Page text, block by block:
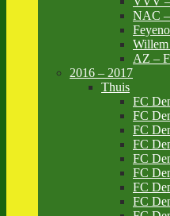
NAC
AZ –
2016 – 2017
Thuis
FC
FC
FC
FC
FC
FC
FC
FC